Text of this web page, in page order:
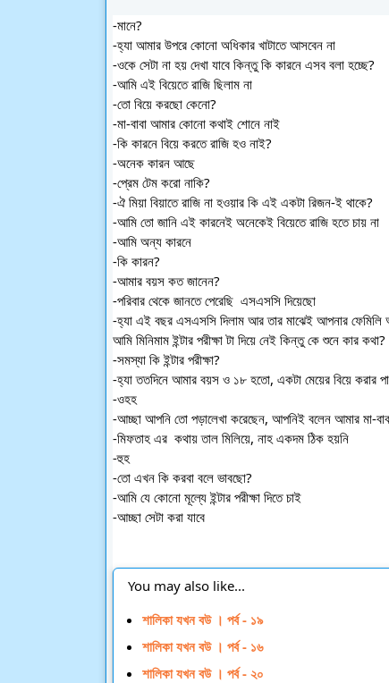
-মানে?
-হ্যা আমার উপরে কোনো অধিকার খাটাতে আসবেন না
-ওকে সেটা না হয় দেখা যাবে কিন্তু কি কারনে এসব বলা হচ্ছে?
-আমি এই বিয়েতে রাজি ছিলাম না
-তো বিয়ে করছো কেনো?
-মা-বাবা আমার কোনো কথাই শোনে নাই
-কি কারনে বিয়ে করতে রাজি হও নাই?
-অনেক কারন আছে
-প্রেম টেম করো নাকি?
-ঐ মিয়া বিয়াতে রাজি না হওয়ার কি এই একটা রিজন-ই থাকে?
-আমি তো জানি এই কারনেই অনেকেই বিয়েতে রাজি হতে চায় না
-আমি অন্য কারনে
-কি কারন?
-আমার বয়স কত জানেন?
-পরিবার থেকে জানতে পেরেছি  এসএসসি দিয়েছো
-হ্যা এই বছর এসএসসি দিলাম আর তার মাঝেই আপনার
আমি মিনিমাম ইন্টার পরীক্ষা টা দিয়ে নেই কিন্তু কে শুনে কার
-সমস্যা কি ইন্টার পরীক্ষা?
-হ্যা ততদিনে আমার বয়স ও ১৮ হতো, একটা মেয়ের বিয়ে করার
-ওহহ
-আচ্ছা আপনি তো পড়ালেখা করেছেন, আপনিই বলেন আমার মা-
-মিফতাহ এর  কথায় তাল মিলিয়ে, নাহ একদম ঠিক হয়নি
-হুহ
-তো এখন কি করবা বলে ভাবছো?
-আমি যে কোনো মূল্যে ইন্টার পরীক্ষা দিতে চাই
-আচ্ছা সেটা করা যাবে
You may also like...
শালিকা যখন বউ । পর্ব - ১৯
শালিকা যখন বউ । পর্ব - ১৬
শালিকা যখন বউ । পর্ব - ২০